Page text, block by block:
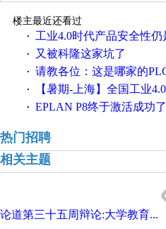
楼主最近还看过
·
工业4.0时代产品安全性仍
· 又被科隆这家坑了
· 请教各位：这是哪家的
· 【暑期-上海】全国工业4.0&智能制造高级
· EPLAN P8终于激活成功了，感谢网上无私
热门招聘
相关主题
论道第三十五周辩论:大学教育...